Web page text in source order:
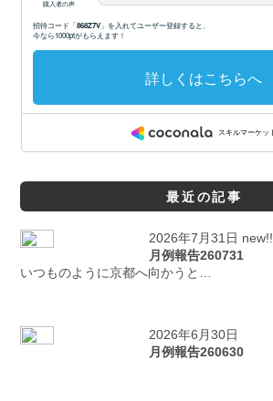
最近の記事
2026年7月31日 new!!
月例報告260731
いつものように京都へ向かうと…
2026年6月30日
月例報告260630